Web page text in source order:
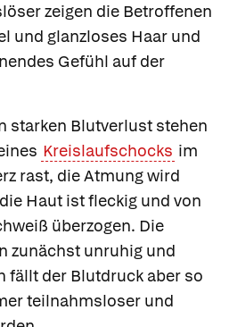
zeigen die Betroffenen
und glanzloses Haar und
Gefühl auf der
starken Blutverlust stehen
Kreislaufschocks im
rast, die Atmung wird
Haut ist fleckig und von
überzogen. Die
zunächst unruhig und
fällt der Blutdruck aber so
teilnahmsloser und